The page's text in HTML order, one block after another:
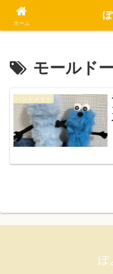
モールド
ハンドメイド
ぽ
ホーム